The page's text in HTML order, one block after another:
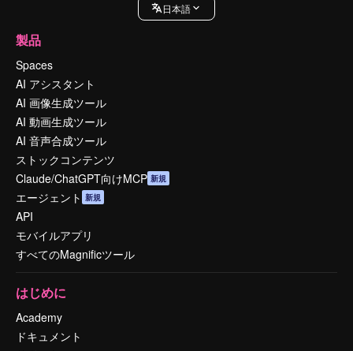
日本語
製品
Spaces
AI アシスタント
AI 画像生成ツール
AI 動画生成ツール
AI 音声合成ツール
ストックコンテンツ
Claude/ChatGPT向けMCP 新規
エージェント 新規
API
モバイルアプリ
すべてのMagnificツール
はじめに
Academy
ドキュメント